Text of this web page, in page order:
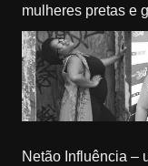
mulheres pretas e
Netão Influência –